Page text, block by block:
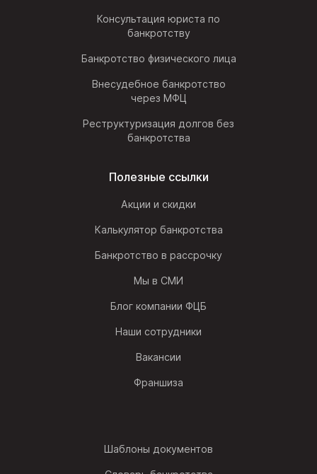
Консультация юриста по
банкротству
Банкротство физического лица
Внесудебное банкротство
через МФЦ
Реструктуризация долгов без
банкротства
Полезные ссылки
Акции и скидки
Калькулятор банкротства
Банкротство в рассрочку
Мы в СМИ
Блог компании ФЦБ
Наши сотрудники
Вакансии
Франшиза
Шаблоны документов